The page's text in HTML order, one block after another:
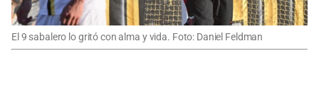
El 9 sabalero lo gritó con alma y vida. Foto: Daniel Feldman